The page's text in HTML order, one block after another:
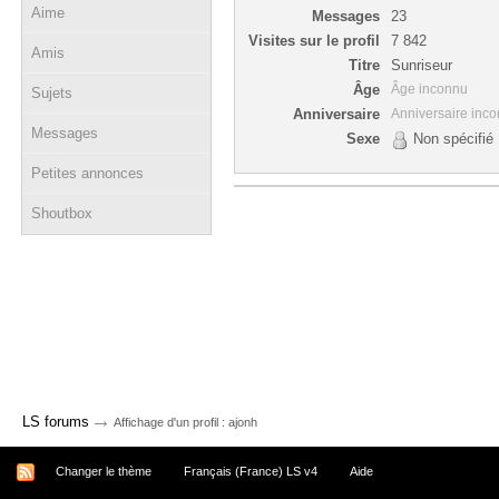
Aime
Amis
Sujets
Messages
Petites annonces
Shoutbox
Messages
23
Visites sur le profil
7 842
Titre
Sunriseur
Âge
Âge inconnu
Anniversaire Anniversaire
Sexe Non spécifié
LS forums → Affichage d'un profil : ajonh
Changer le thème Français (France) LS v4 Aide